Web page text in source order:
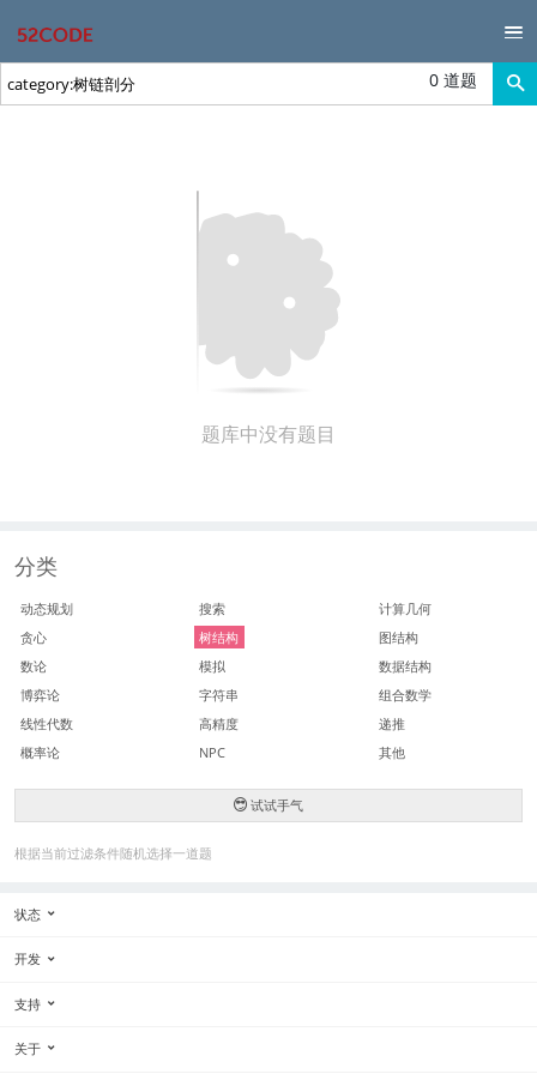
0 道题
题库中没有题目
分类
动态规划 搜索
计算几何
贪心
树结构
图结构
数论
模拟
数据结构
博弈论
字符串
组合数学
线性代数
高精度
递推
概率论
NPC 其他
试试手气
根据当前过滤条件随机选择一道题
状态
开发
支持
关于